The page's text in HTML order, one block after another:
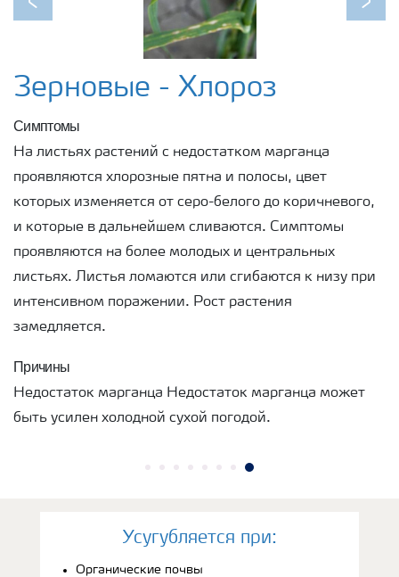
Previous Next
Зерновые - Хлороз
Симптомы
На листьях растений с недостатком марганца
проявляются хлорозные пятна и полосы, цвет
которых изменяется от серо-белого до коричневого,
и которые в дальнейшем сливаются. Симптомы
проявляются на более молодых и центральных
листьях. Листья ломаются или сгибаются к низу при
интенсивном поражении. Рост растения
замедляется.
Причины
Недостаток марганца Недостаток марганца может
быть усилен холодной сухой погодой.
Усугубляется при:
Органические почвы